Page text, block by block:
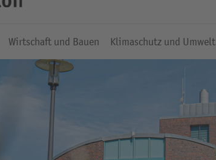
Wirtschaft und Bauen Klimaschutz und Umwelt